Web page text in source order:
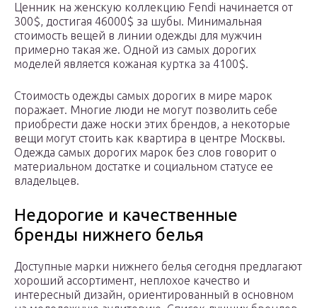
Ценник на женскую коллекцию Fendi начинается от
300$, достигая 46000$ за шубы. Минимальная
стоимость вещей в линии одежды для мужчин
примерно такая же. Одной из самых дорогих
моделей является кожаная куртка за 4100$.
Стоимость одежды самых дорогих в мире марок
поражает. Многие люди не могут позволить себе
приобрести даже носки этих брендов, а некоторые
вещи могут стоить как квартира в центре Москвы.
Одежда самых дорогих марок без слов говорит о
материальном достатке и социальном статусе ее
владельцев.
Недорогие и качественные
бренды нижнего белья
Доступные марки нижнего белья сегодня предлагают
хороший ассортимент, неплохое качество и
интересный дизайн, ориентированный в основном